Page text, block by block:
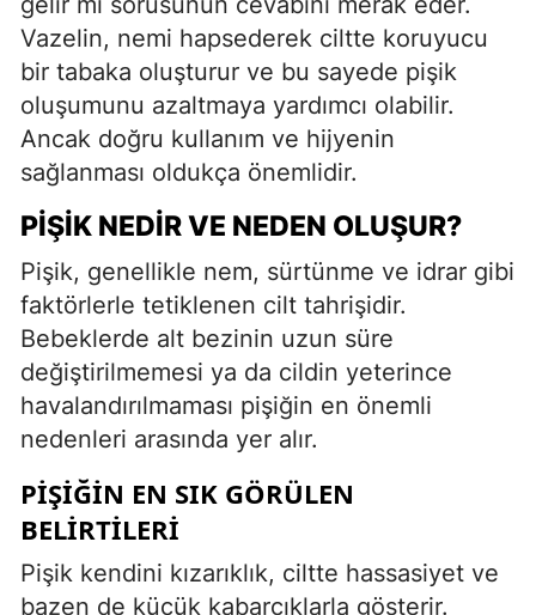
Vazelin, nemi hapsederek ciltte koruyucu
bir tabaka oluşturur ve bu sayede pişik
oluşumunu azaltmaya yardımcı olabilir.
Ancak doğru kullanım ve hijyenin
sağlanması oldukça önemlidir.
PIŞIK NEDIR VE NEDEN OLUŞUR?
Pişik, genellikle nem, sürtünme ve idrar gibi
faktörlerle tetiklenen cilt tahrişidir.
Bebeklerde alt bezinin uzun süre
değiştirilmemesi ya da cildin yeterince
havalandırılmaması pişiğin en önemli
nedenleri arasında yer alır.
PIŞIĞIN EN SIK GÖRÜLEN
BELIRTILERI
Pişik kendini kızarıklık, ciltte hassasiyet ve
bazen de küçük kabarcıklarla gösterir.